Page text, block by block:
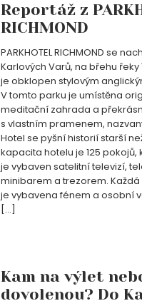
Reportáž z
RICHMOND
PARKHOTEL RICHMOND se
Karlových Varů, na břehu řeky
je obklopen stylovým
V tomto parku je umístěna
meditační zahrada a
s vlastním pramenem,
Hotel se pyšní historií starší
kapacita hotelu je 125 pokojů,
je vybaven satelitní televizí,
minibarem a trezorem.
je vybavena fénem a osobní
[…]
Kam na výlet
dovolenou? Do